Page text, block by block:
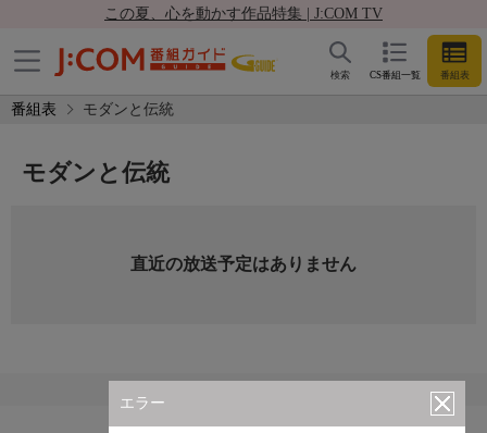
この夏、心を動かす作品特集 | J:COM TV
CS番組一覧 番組表
検索
番組表 モダンと伝統
エラー
モダンと伝統
直近の放送予定はありません